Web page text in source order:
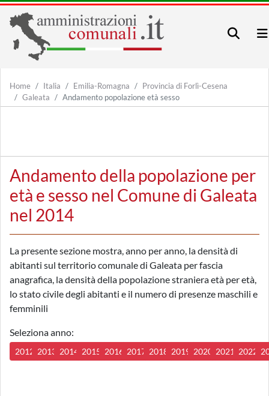
Home Italia Emilia-Romagna
Provincia di Forlì-Cesena
Galeata
Andamento popolazione età sesso
Andamento della popolazione per
età e sesso nel Comune di Galeata
nel 2014
La presente sezione mostra, anno per anno, la densità di
abitanti sul territorio comunale di Galeata per fascia
anagrafica, la densità della popolazione straniera età per età,
lo stato civile degli abitanti e il numero di presenze maschili e
femminili
Seleziona anno:
2012 2013 2014 2015 2016 2017 2018 2019 2020 2021 2022